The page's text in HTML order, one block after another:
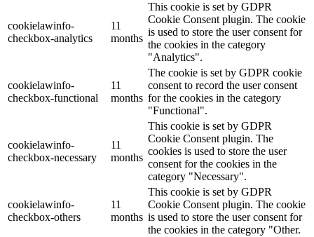
cookielawinfo-
checkbox-analytics
11
months
This cookie is set by GDPR
Cookie Consent plugin. The cookie
is used to store the user consent for
the cookies in the category
"Analytics".
cookielawinfo-
checkbox-functional
11
months
The cookie is set by GDPR cookie
consent to record the user consent
for the cookies in the category
"Functional".
cookielawinfo-
checkbox-necessary
11
months
This cookie is set by GDPR
Cookie Consent plugin. The
cookies is used to store the user
consent for the cookies in the
category "Necessary".
cookielawinfo-
checkbox-others
11
months
This cookie is set by GDPR
Cookie Consent plugin. The cookie
is used to store the user consent for
the cookies in the category "Other.